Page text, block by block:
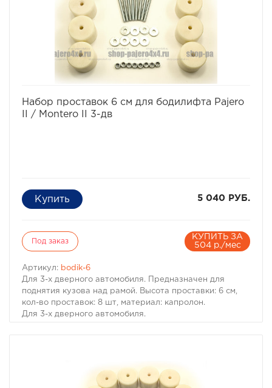
и шайбы для крепления.
Характеристики Комплекта проставок для бодилифта
Pajero II / Montero II:
· Высота проставки: 6 см
· Кол-во проставок: 12 шт
· Материал: капролон
Комплект проставок для бодилифта Pajero II / Montero
Набор проставок 6 см для бодилифта Pajero
II / Montero II 3-дв
5 040 РУБ.
Под заказ
КУПИТЬ ЗА
504 р./мес
Артикул: bodik-6
Для 3-х дверного автомобиля. Предназначен для
поднятия кузова над рамой. Высота проставки: 6 см,
кол-во проставок: 8 шт, материал: капролон.
Для 3-х дверного автомобиля.
условиях офф-роуд.
В комплект проставок для бодилифта Pajero II /